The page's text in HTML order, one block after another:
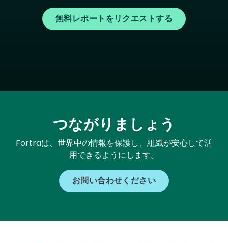
無料レポートをリクエストする
つながりましょう
Fortraは、世界中の情報を保護し、組織が安心して活
用できるようにします。
お問い合わせください